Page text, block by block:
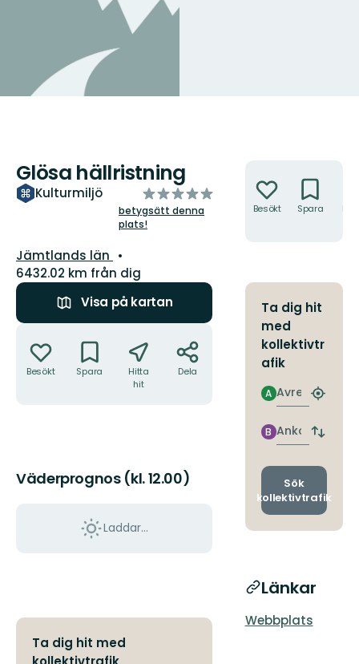
Glösa hällristning
Kulturmiljö
av
5
stjärnor
betygsätt denna
plats!
Län:
Jämtlands län
6432.02 km från dig
Visa på kartan
Besökt Spara
Hitta
hit
Dela
Väderprognos (kl. 12.00)
Laddar...
Ta dig hit med
Besökt Spara
Ta dig hit
med
kollektivtr
afik
Avresa
A
Hitta
Ankomst
B
Byt
och
Sök
kollektivtrafik
Länkar
Webbplats